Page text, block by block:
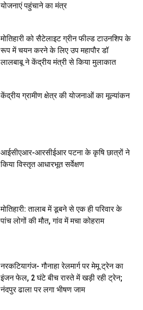
योजनाएं पहुंचाने का मंत्र
मोतिहारी को सैटेलाइट ग्रीन फील्ड टाउनशिप के
रूप में चयन करने के लिए उप महापौर डॉ
लालबाबू ने केंद्रीय मंत्री से किया मुलाकात
केंद्रीय ग्रामीण क्षेत्र की योजनाओं का मूल्यांकन
आईसीएआर-आरसीईआर पटना के कृषि छात्रों ने
किया विस्तृत आधारभूत सर्वेक्षण
मोतिहारी: तालाब में डूबने से एक ही परिवार के
पांच लोगों की मौत, गांव में मचा कोहराम
नरकटियागंज- गौनाहा रेलमार्ग पर मेमू ट्रेन का
इंजन फेल, 2 घंटे बीच रास्ते में खड़ी रही ट्रेन;
नंदपुर ढाला पर लगा भीषण जाम